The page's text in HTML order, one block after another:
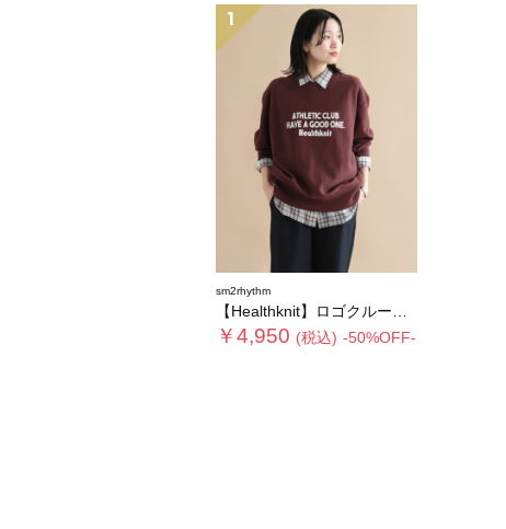
1
sm2rhythm
【Healthknit】ロゴクルーネックプルオーバー
￥4,950 (税込) -50%OFF-